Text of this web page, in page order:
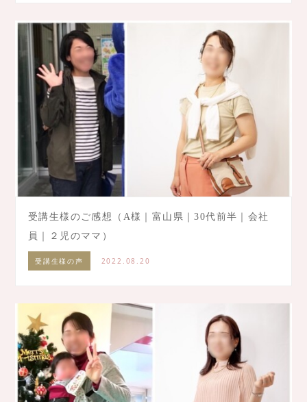
受講生様のご感想（A様｜富山県｜30代前半｜会社
員｜２児のママ）
受講生様の声 2022.08.20